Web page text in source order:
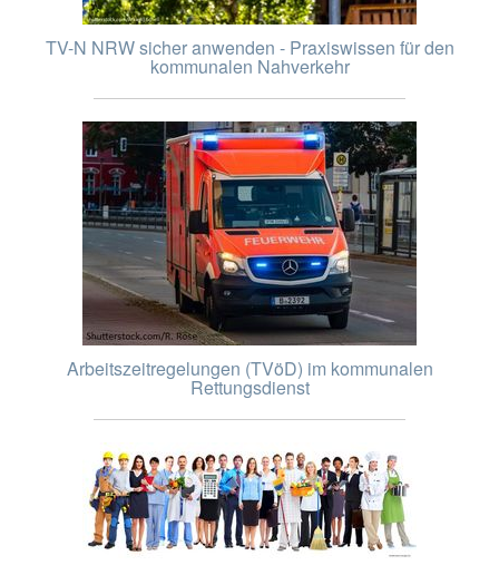
TV-N NRW sicher anwenden - Praxiswissen für den
kommunalen Nahverkehr
Arbeitszeitregelungen (TVöD) im kommunalen
Rettungsdienst